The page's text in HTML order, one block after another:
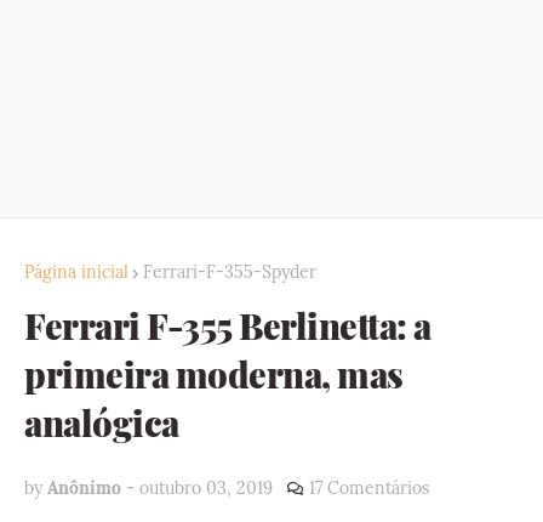
Página inicial Ferrari-F-355-Spyder
Ferrari F-355 Berlinetta: a
primeira moderna, mas
analógica
by Anônimo - outubro 03, 2019 17 Comentários